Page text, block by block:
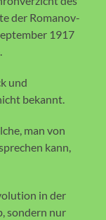
der Romanov-
1917
und
bekannt.
man von
kann,
in der
sondern nur